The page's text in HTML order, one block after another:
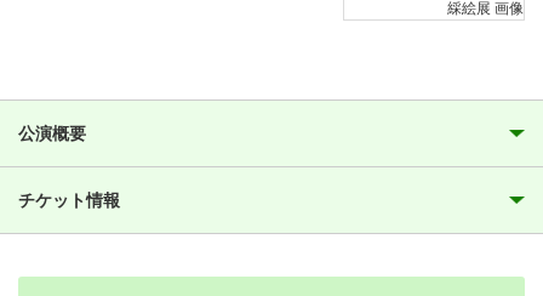
公演概要
チケット情報